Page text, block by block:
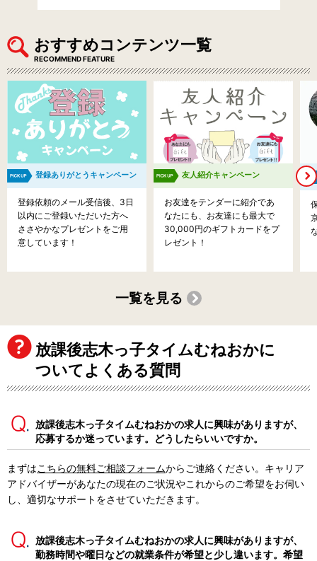
おすすめコンテンツ一覧
RECOMMEND FEATURE
登録ありがとうキャンペーン
登録依頼のメール受信後、3日
以内にご登録いただいた方へ
ささやかなプレゼントをご用
意しています！
友人紹介キャンペーン
お友達をテンダーに紹介であ
なたにも、お友達にも最大で
30,000円のギフトカードをプ
レゼント！
一覧を見る
放課後志木っ子タイムむねおかに
ついてよくある質問
放課後志木っ子タイムむねおかの求人に興味がありますが、
応募するか迷っています。どうしたらいいですか。
まずはこちらの無料ご相談フォームからご連絡ください。キャリア
アドバイザーがあなたの現在のご状況やこれからのご希望をお伺い
し、適切なサポートをさせていただきます。
放課後志木っ子タイムむねおかの求人に興味がありますが、
勤務時間や曜日などの就業条件が希望と少し違います。希望